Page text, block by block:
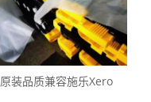
原装品质兼容施乐Xero